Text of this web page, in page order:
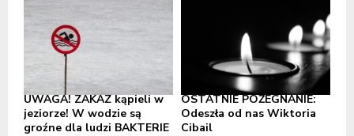
UWAGA! ZAKAZ kąpieli w
jeziorze! W wodzie są
groźne dla ludzi BAKTERIE
OSTATNIE POŻEGNANIE:
Odeszła od nas Wiktoria
Cibail